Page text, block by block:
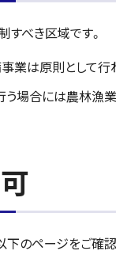
べき区域です。
業は原則として行
う場合には農林
のページをご確認